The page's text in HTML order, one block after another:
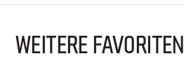
WEITERE FAVORITEN